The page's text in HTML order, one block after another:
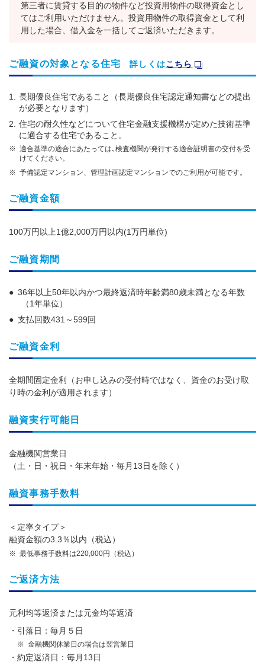
第三者に賃貸する目的の物件など投資用物件の取得資金とし
てはご利用いただけません。投資用物件の取得資金として利
用した場合、借入金を一括してご返済いただきます。
ご融資の対象となる住宅 詳しくはこちら
1. 長期優良住宅であること（長期優良住宅認定通知書などの提出
が必要となります）
2. 住宅の耐久性などについて住宅金融支援機構が定めた技術基準
に適合する住宅であること。
適合基準の適合にあたっては､検査機関が発行する適合証明書の交付を受
けてください。
予備認定マンション、管理計画認定マンションでのご利用が可能です。
ご融資金額
100万円以上1億2,000万円以内(1万円単位)
ご融資期間
36年以上50年以内かつ最終返済時年齢満80歳未満となる年数
（1年単位）
支払回数431～599回
ご融資金利
全期間固定金利（お申し込みの受付時ではなく、資金のお受け取
り時の金利が適用されます）
融資実行可能日
金融機関営業日
（土・日・祝日・年末年始・毎月13日を除く）
融資事務手数料
＜定率タイプ＞
融資金額の3.3％以内（税込）
最低事務手数料は220,000円（税込）
ご返済方法
元利均等返済または元金均等返済
引落日：毎月５日
金融機関休業日の場合は翌営業日
約定返済日：毎月13日